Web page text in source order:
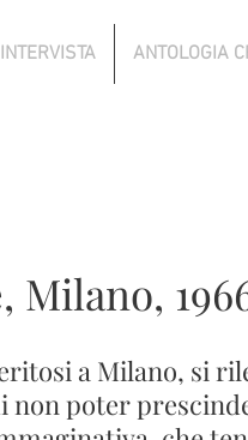
INTERVISTA ANTOLOGIA
a Milano, si
poter